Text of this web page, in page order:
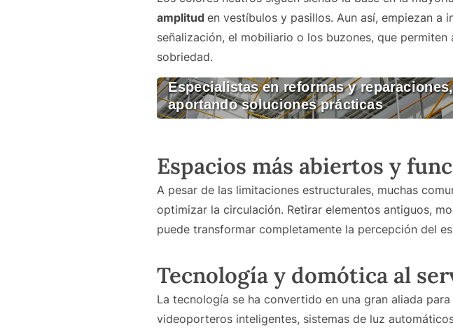
amplitud en vestíbulos y pasillos. Aun así, empiezan a
señalización, el mobiliario o los buzones, que
sobriedad.
Espacios más abiertos y
A pesar de las limitaciones estructurales, muchas
optimizar la circulación. Retirar elementos antiguos,
puede transformar completamente la percepción del
Tecnología y domótica al
La tecnología se ha convertido en una gran aliada
videoporteros inteligentes, sistemas de luz